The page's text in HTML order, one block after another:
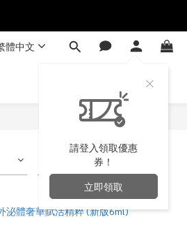
體中文
請登入領取優惠
券！
立即領取
每頁顯示 24 個